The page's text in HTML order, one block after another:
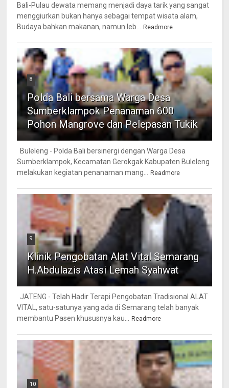
Bali-Pulau dewata memang menjadi daya tarik yang sangat
menggiurkan bukan hanya sebagai tempat wisata alam,
Budaya bahkan makanan, namun leb...
Readmore
8
Polda Bali bersama Warga Desa
Sumberklampok Penanaman 600
Pohon Mangrove dan Pelepasan Tukik
Buleleng - Polda Bali bersinergi dengan Warga Desa
Sumberklampok, Kecamatan Gerokgak Kabupaten Buleleng
melakukan kegiatan penanaman mang...
Readmore
9
Klinik Pengobatan Alat Vital Semarang
H.Abdulazis Atasi Lemah Syahwat
JATENG - Telah Hadir Terapi Pengobatan Tradisional ALAT
VITAL, satu-satunya yang ada di Semarang telah banyak
membantu Pasen khususnya kau...
Readmore
10